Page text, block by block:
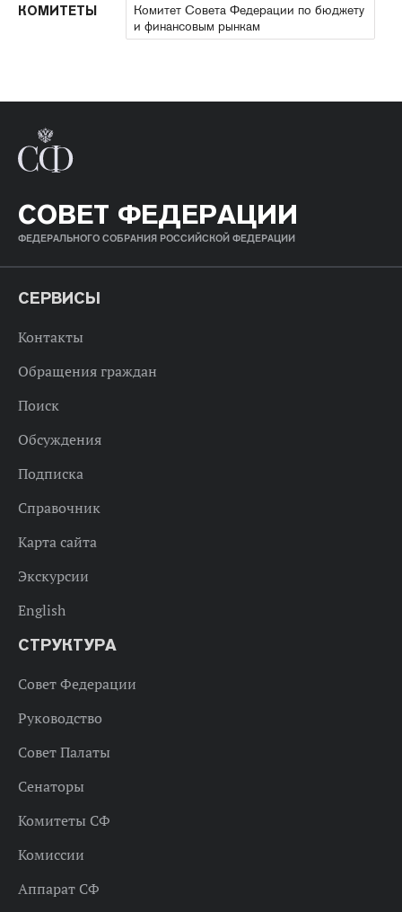
КОМИТЕТЫ
Комитет Совета Федерации по бюджету
и финансовым рынкам
СОВЕТ ФЕДЕРАЦИИ
ФЕДЕРАЛЬНОГО СОБРАНИЯ РОССИЙСКОЙ ФЕДЕРАЦИИ
СЕРВИСЫ
Контакты
Обращения граждан
Поиск
Обсуждения
Подписка
Справочник
Карта сайта
Экскурсии
English
СТРУКТУРА
Совет Федерации
Руководство
Совет Палаты
Сенаторы
Комитеты СФ
Комиссии
Аппарат СФ